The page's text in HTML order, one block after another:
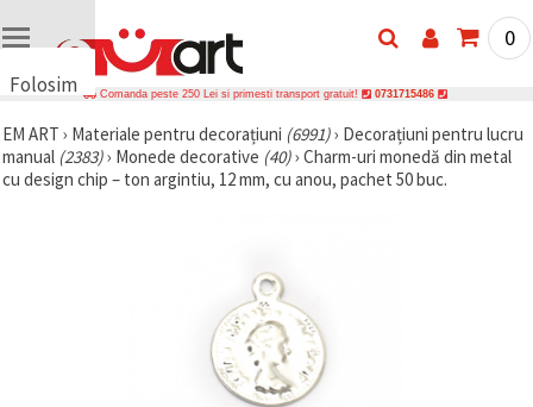
Folosim
uri
🍪 Folosim
cookie-uri
0
Comanda peste 250 Lei si primesti transport gratuit! 0731715486
EM ART › Materiale pentru decorațiuni (6991)› Decorațiuni pentru lucru
manual (2383)› Monede decorative (40)› Charm-uri monedă din metal
cu design chip – ton argintiu, 12 mm, cu anou, pachet 50 buc.